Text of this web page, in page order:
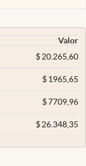
Valor
$20.265,60
$1965,65
$7709,96
$26.348,35